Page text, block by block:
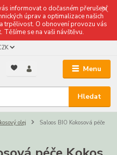
informovat o dočasném přerušení
úprav a optimalizace našich
trpělivost. O obnovení provozu vás
se na vaši návštěvu.
Menu
Hledat
olej
Saloos BIO Kokosová péče